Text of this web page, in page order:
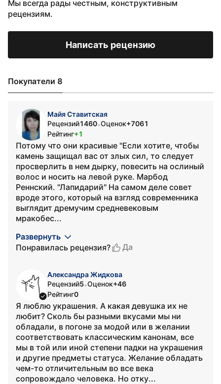
Мы всегда рады честным, конструктивным
рецензиям.
Написать рецензию
Покупатели 8
Майя Ставитская
Рецензий1460•Оценок+7061
Рейтинг+1
Потому что они красивые "Если хотите, чтобы
камень защищал вас от злых сил, то следует
просверлить в нем дырку, повесить на ослиный
волос и носить на левой руке. Марбод
Реннский. "Лапидарий" На самом деле совет
вроде этого, который на взгляд современника
выглядит дремучим средневековым
мракобес...
Развернуть
Понравилась рецензия?
Да
Александра Жидкова
Рецензий5•Оценок+46
Рейтинг0
Я люблю украшения. А какая девушка их не
любит? Сколь бы разными вкусами мы ни
обладали, в погоне за модой или в желании
соответствовать классическим канонам, все
мы в той или иной степени падки на украшения
и другие предметы статуса. Желание обладать
чем-то отличительным во все века
сопровождало человека. Но отку...